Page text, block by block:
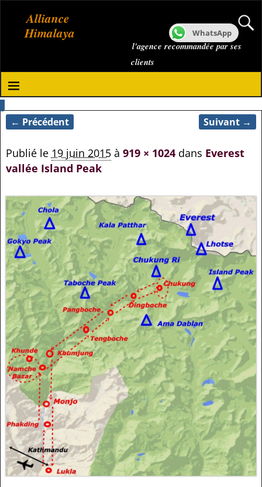
Alliance
Himalaya
l'agence recommandée par ses
clients
Navigation des images
← Précédent Suivant →
Publié le 19 juin 2015à 919 × 1024dans Everest
vallée Island Peak
WhatsApp